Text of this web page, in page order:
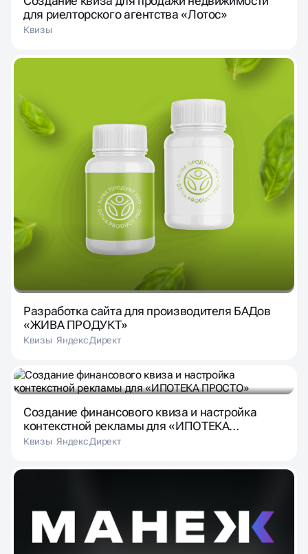
для риелторского агентства «Лотос»
Квизы
Разработка сайта для производителя БАДов
«ЖИВА ПРОДУКТ»
Квизы Яндекс Директ
Создание финансового квиза и настройка
контекстной рекламы для «ИПОТЕКА
ПРОСТО»
Квизы Яндекс Директ